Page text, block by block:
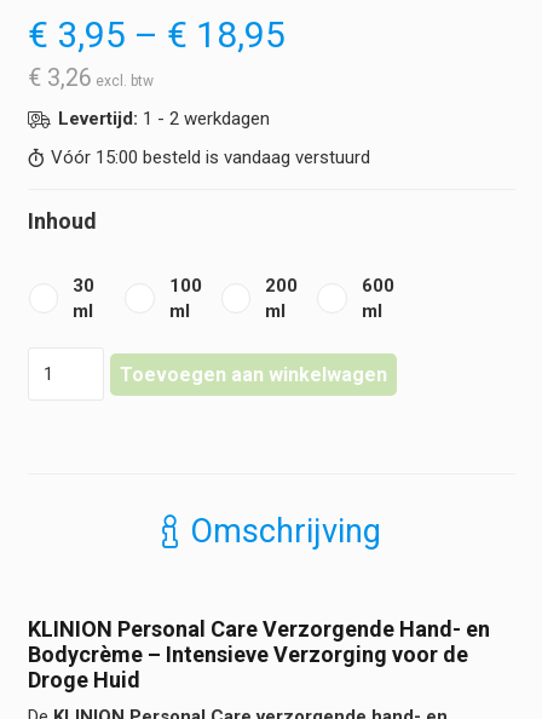
€ 3,95 – € 18,95Prijsklasse:
€ 3,26
Levertijd: 1 - 2 werkdagen
Vóór 15:00 besteld is vandaag verstuurd
Inhoud
30
ml
100
ml
200
ml
600
ml
Toevoegen aan winkelwagen
Omschrijving
KLINION Personal Care Verzorgende Hand- en
Bodycrème – Intensieve Verzorging voor de
Droge Huid